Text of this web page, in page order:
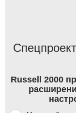
Russell 2000